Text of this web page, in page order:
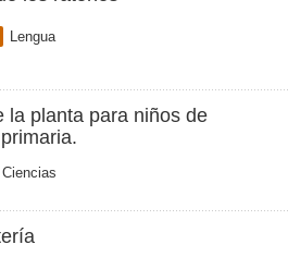
Lengua
la planta para niños de
Ciencias